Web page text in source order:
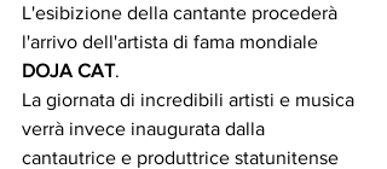
L'esibizione della cantante procederà
l'arrivo dell'artista di fama mondiale
DOJA CAT.
La giornata di incredibili artisti e musica
verrà invece inaugurata dalla
cantautrice e produttrice statunitense